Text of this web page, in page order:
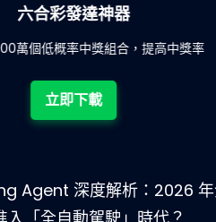
六合彩發達神器
個低概率中獎組合，提高中獎率
立即下載
Agent 深度解析：2026